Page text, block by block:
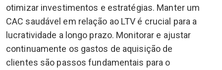
otimizar investimentos e estratégias. Manter um
CAC saudável em relação ao LTV é crucial para a
lucratividade a longo prazo. Monitorar e ajustar
continuamente os gastos de aquisição de
clientes são passos fundamentais para o